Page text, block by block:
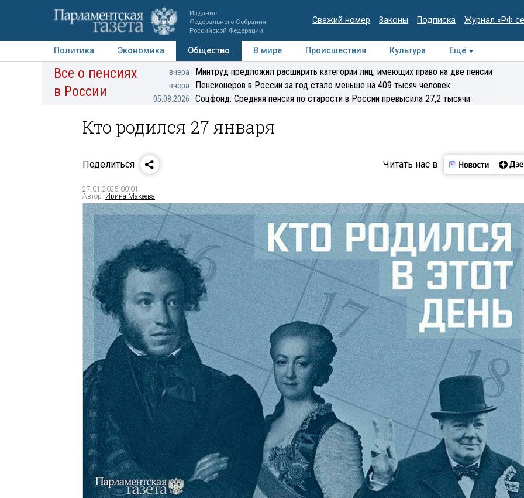
Издание
Федерального Собрания
Российской Федерации
Свежий номер Законы Подписка Журнал «РФ
Политика Экономика Общество В мире Происшествия Культура
Ещё
Авторы Персоны Мнения Регионы Медиацентр Интервью Колумнисты
Все о пенсиях
в России
вчера Минтруд предложил расширить категории лиц, имеющих право на две пенсии
вчера Пенсионеров в России за год стало меньше на 409 тысяч человек
05.08.2026 Соцфонд: Средняя пенсия по старости в России превысила 27,2 тысячи
Кто родился 27 января
Поделиться Читать нас в
27.01.2025 00:01
Автор: Ирина Макеева